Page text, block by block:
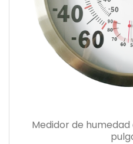
Medidor de